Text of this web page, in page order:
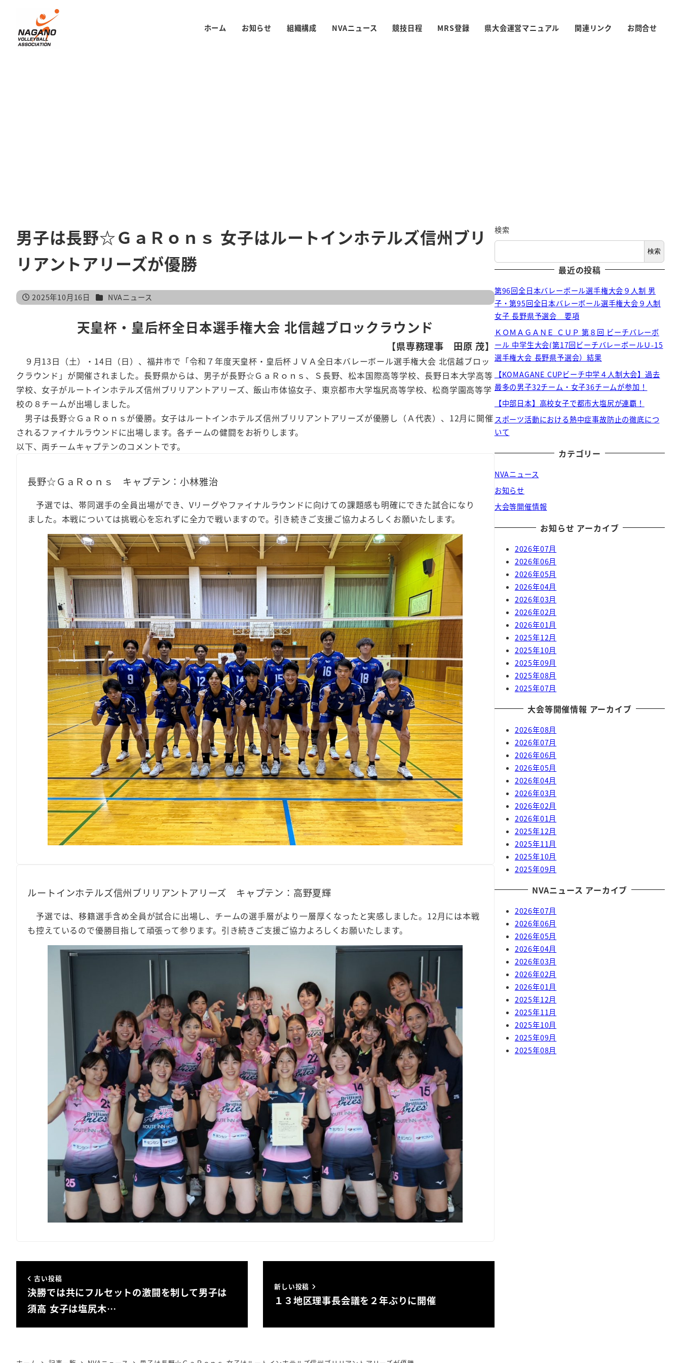
ホーム お知らせ 組織構成 NVAニュース 競技日程 MRS登録 県大会運営マニュアル 関連リンク お問合せ
男子は長野☆ＧａＲｏｎｓ 女子はルートインホテルズ信州ブリ
リアントアリーズが優勝
投稿日
2025年10月16日 カテゴリー
NVAニュース
天皇杯・皇后杯全日本選手権大会 北信越ブロックラウンド
【県専務理事 田原 茂】
９月13日（土）・14日（日）、福井市で「令和７年度天皇杯・皇后杯ＪＶＡ全日本バレーボール選手権大会 北信越ブロッ
クラウンド」が開催されました。長野県からは、男子が長野☆ＧａＲｏｎｓ、Ｓ長野、松本国際高等学校、長野日本大学高等
学校、女子がルートインホテルズ信州ブリリアントアリーズ、飯山市体協女子、東京都市大学塩尻高等学校、松商学園高等学
校の８チームが出場しました。
男子は長野☆ＧａＲｏｎｓが優勝。女子はルートインホテルズ信州ブリリアントアリーズが優勝し（Ａ代表）、12月に開催
されるファイナルラウンドに出場します。各チームの健闘をお祈りします。
以下、両チームキャプテンのコメントです。
長野☆ＧａＲｏｎｓ キャプテン：小林雅治
予選では、帯同選手の全員出場ができ、Vリーグやファイナルラウンドに向けての課題感も明確にできた試合になり
ました。本戦については挑戦心を忘れずに全力で戦いますので。引き続きご支援ご協力よろしくお願いたします。
ルートインホテルズ信州ブリリアントアリーズ キャプテン：高野夏輝
予選では、移籍選手含め全員が試合に出場し、チームの選手層がより一層厚くなったと実感しました。12月には本戦
も控えているので優勝目指して頑張って参ります。引き続きご支援ご協力よろしくお願いたします。
古い投稿
決勝では共にフルセットの激闘を制して男子は
須高 女子は塩尻木…
新しい投稿
１３地区理事長会議を２年ぶりに開催
検索
検索
最近の投稿
第96回全日本バレーボール選手権大会９人制 男
子・第95回全日本バレーボール選手権大会９人制
女子 長野県予選会 要項
ＫＯＭＡＧＡＮＥ ＣＵＰ 第８回 ビーチバレーボ
ール 中学生大会(第17回ビーチバレーボールＵ-15
選手権大会 長野県予選会）結果
【KOMAGANE CUPビーチ中学４人制大会】過去
最多の男子32チーム・女子36チームが参加！
【中部日本】高校女子で都市大塩尻が連覇！
スポーツ活動における熱中症事故防止の徹底につ
いて
カテゴリー
NVAニュース
お知らせ
大会等開催情報
お知らせ アーカイブ
2026年07月
2026年06月
2026年05月
2026年04月
2026年03月
2026年02月
2026年01月
2025年12月
2025年10月
2025年09月
2025年08月
2025年07月
大会等開催情報 アーカイブ
2026年08月
2026年07月
2026年06月
2026年05月
2026年04月
2026年03月
2026年02月
2026年01月
2025年12月
2025年11月
2025年10月
2025年09月
NVAニュース アーカイブ
2026年07月
2026年06月
2026年05月
2026年04月
2026年03月
2026年02月
2026年01月
2025年12月
2025年11月
2025年10月
2025年09月
2025年08月